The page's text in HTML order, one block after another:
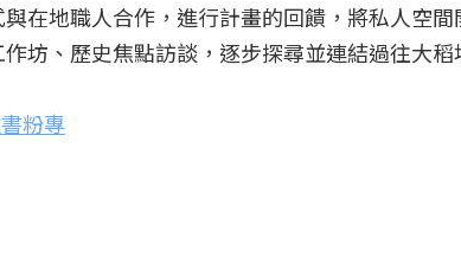
與在地職人合作，進行計畫的回饋，將私人空
坊、歷史焦點訪談，逐步探尋並連結過往大稻
粉專